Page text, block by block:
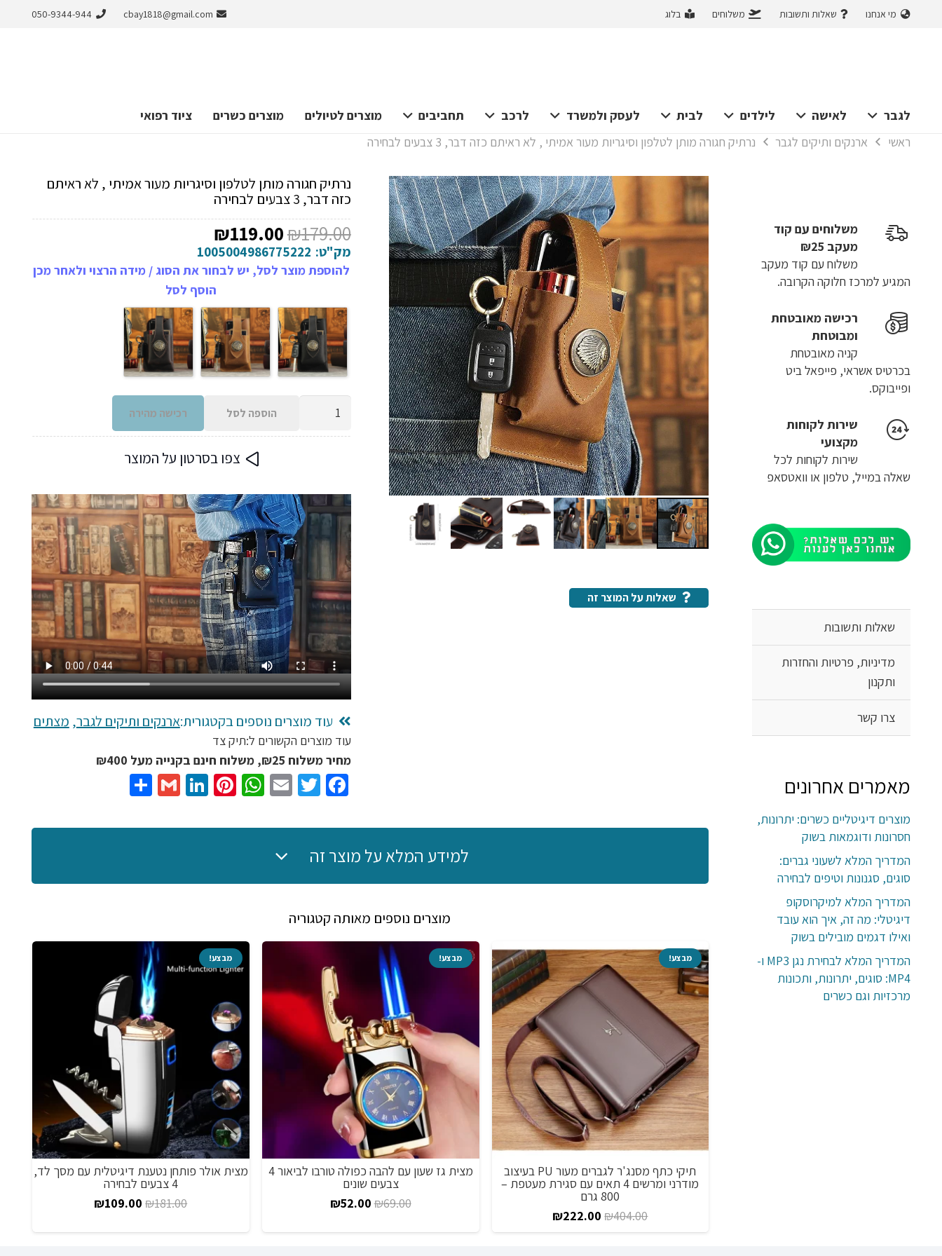
מי אנחנו שאלות ותשובות משלוחים בלוג cbay1818@gmail.com
050-9344-944
לגבר לאישה לילדים לבית לעסק ולמשרד לרכב תחביבים מוצרים לטיולים מוצרים כשרים
ציוד רפואי
ראשי
ארנקים ותיקים לגבר נרתיק חגורה מותן לטלפון וסיגריות מעור אמיתי , לא ראיתם כזה דבר, 3 צבעים לבחירה
שאלות על המוצר זה
נרתיק חגורה מותן לטלפון וסיגריות מעור אמיתי , לא ראיתם
כזה דבר, 3 צבעים לבחירה
₪179.00 המחיר
המקורי
היה:
₪179.00.
₪119.00
הנוכחי
הוא:
₪119.00.
מק"ט: 1005004986775222
להוספת מוצר לסל, יש לבחור את הסוג / מידה הרצוי ולאחר מכן
הוסף לסל
לטלפון
וסיגריות
מעור
אמיתי
,
לא
ראיתם
כזה
דבר,
3
צבעים
לבחירה
הוספה לסל רכישה מהירה
צפו בסרטון על המוצר
עוד מוצרים נוספים בקטגורית:ארנקים ותיקים לגבר, מצתים
עוד מוצרים הקשורים ל:תיק צד
מחיר משלוח ₪25, משלוח חינם בקנייה מעל ₪400
Facebook
Twitter
Email
WhatsApp
Pinterest
LinkedIn
Gmail
למידע המלא על מוצר זה
מוצרים נוספים מאותה קטגוריה
מבצע! מבצע!
תיקי כתף מסנג'ר לגברים מעור PU בעיצוב
מודרני ומרשים 4 תאים עם סגירת מעטפת –
800 גרם
₪404.00
המחיר
המקורי
₪222.00
המחיר
הנוכחי
מבצע!
מצית גז שעון עם להבה כפולה טורבו לביאור 4
צבעים שונים
₪69.00
המחיר₪52.00
מבצע!
מצית אולר פותחן נטענת דיגיטלית עם מסך לד,
4 צבעים לבחירה
₪181.00
המחיר ₪109.00
המחיר
משלוחים עם קוד
מעקב ₪25
משלוח​ עם קוד מעקב
המגיע למרכז חלוקה הקרובה.
רכישה​ ​מאובטחת
ומבוטחת
קניה מאובטחת
בכרטיס אשראי, פייפאל ביט
ופייבוקס.
שירות לקוחות
מקצועי
שירות לקוחות לכל
שאלה במייל, טלפון או וואטסאפ
שאלות ותשובות
מדיניות, פרטיות והחזרות
ותקנון
צרו קשר
מאמרים אחרונים
מוצרים דיגיטליים כשרים: יתרונות,
חסרונות ודוגמאות בשוק
המדריך המלא לשעוני גברים:
סוגים, סגנונות וטיפים לבחירה
המדריך המלא למיקרוסקופ
דיגיטלי: מה זה, איך הוא עובד
ואילו דגמים מובילים בשוק
המדריך המלא לבחירת נגן MP3 ו-
MP4: סוגים, יתרונות, ותכונות
מרכזיות וגם כשרים